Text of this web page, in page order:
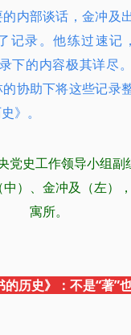
内部谈话，金冲及
记录。他练过速记
下的内容极其详尽
协助下将这些记录
》。
党史工作领导小组副
中）、金冲及（左）
寓所。
历史》：不是“著”